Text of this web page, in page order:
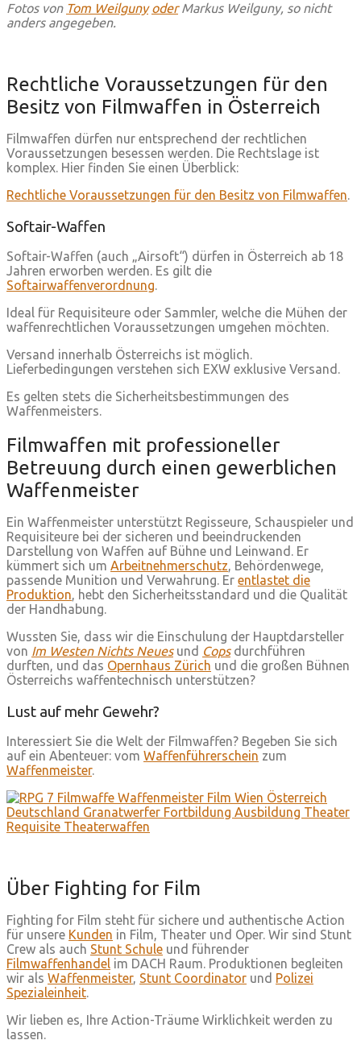
Fotos von Tom Weilguny oderMarkus Weilguny, so nicht
anders angegeben.
Rechtliche Voraussetzungen für den
Besitz von Filmwaffen in Österreich
Filmwaffen dürfen nur entsprechend der rechtlichen
Voraussetzungen besessen werden. Die Rechtslage ist
komplex. Hier finden Sie einen Überblick:
Rechtliche Voraussetzungen für den Besitz von Filmwaffen.
Softair-Waffen
Softair-Waffen (auch „Airsoft“) dürfen in Österreich ab 18
Jahren erworben werden. Es gilt die
Softairwaffenverordnung.
Ideal für Requisiteure oder Sammler, welche die Mühen der
waffenrechtlichen Voraussetzungen umgehen möchten.
Versand innerhalb Österreichs ist möglich.
Lieferbedingungen verstehen sich EXW exklusive Versand.
Es gelten stets die Sicherheitsbestimmungen des
Waffenmeisters.
Filmwaffen mit professioneller
Betreuung durch einen gewerblichen
Waffenmeister
Ein Waffenmeister unterstützt Regisseure, Schauspieler und
Requisiteure bei der sicheren und beeindruckenden
Darstellung von Waffen auf Bühne und Leinwand. Er
kümmert sich um Arbeitnehmerschutz, Behördenwege,
passende Munition und Verwahrung. Er entlastet die
Produktion, hebt den Sicherheitsstandard und die Qualität
der Handhabung.
Wussten Sie, dass wir die Einschulung der Hauptdarsteller
von Im Westen Nichts Neuesund Copsdurchführen
durften, und das Opernhaus Zürich und die großen Bühnen
Österreichs waffentechnisch unterstützen?
Lust auf mehr Gewehr?
Interessiert Sie die Welt der Filmwaffen? Begeben Sie sich
auf ein Abenteuer: vom Waffenführerschein zum
Waffenmeister.
Über Fighting for Film
Fighting for Film steht für sichere und authentische Action
für unsere Kunden in Film, Theater und Oper. Wir sind Stunt
Crew als auch Stunt Schule und führender
Filmwaffenhandel im DACH Raum. Produktionen begleiten
wir als Waffenmeister, Stunt Coordinator und Polizei
Spezialeinheit.
Wir lieben es, Ihre Action-Träume Wirklichkeit werden zu
lassen.